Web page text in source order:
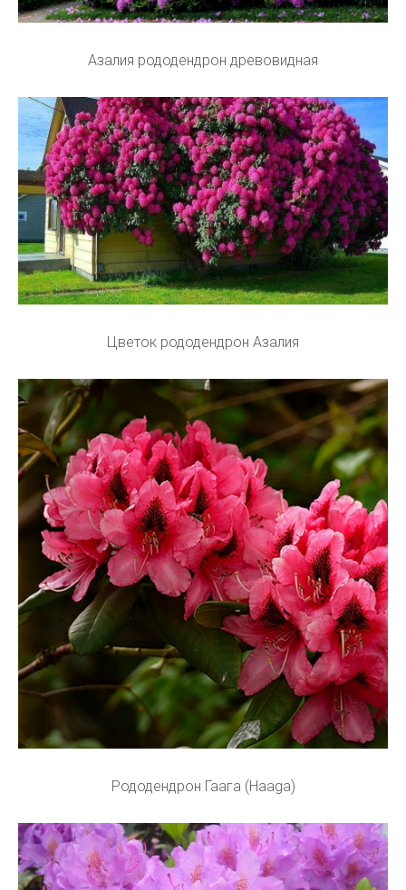
Азалия рододендрон древовидная
Цветок рододендрон Азалия
Рододендрон Гаага (Haaga)